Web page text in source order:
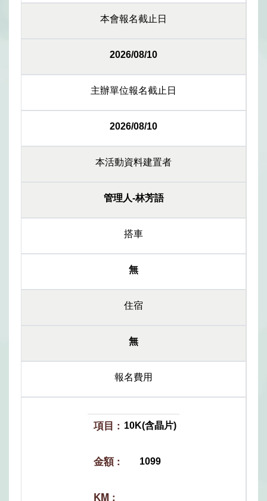
本會報名截止日
2026/08/10
主辦單位報名截止日
2026/08/10
本活動資料建置者
管理人-林芳語
搭車
無
住宿
無
報名費用
10K(含晶片)
1099